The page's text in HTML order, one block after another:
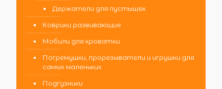
Держатели для пустышек
Коврики развивающие
Мобили для кроватки
Погремушки, прорезыватели и игрушки для
самых маленьких
Подгузники